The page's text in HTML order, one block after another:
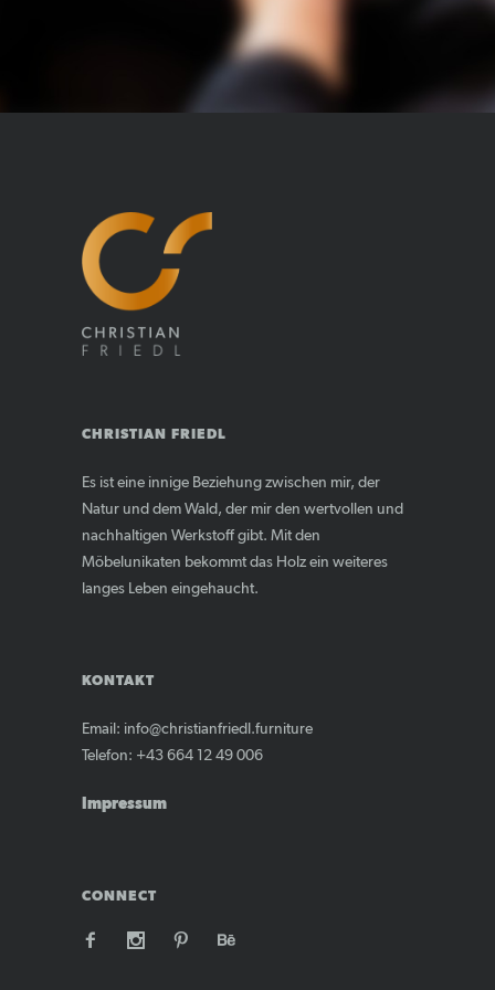
CHRISTIAN FRIEDL
Es ist eine innige Beziehung zwischen mir, der
Natur und dem Wald, der mir den wertvollen und
nachhaltigen Werkstoff gibt. Mit den
Möbelunikaten bekommt das Holz ein weiteres
langes Leben eingehaucht.
KONTAKT
Email: info@christianfriedl.furniture
Telefon: +43 664 12 49 006
Impressum
CONNECT